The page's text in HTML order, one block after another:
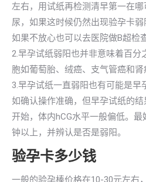
左右，用试纸再检测清早第一在
尿，如果这时候仍然出现验孕卡弱
如果不放心也可以去医院做B超检
2.早孕试纸弱阳也并非意味着百分
胞如葡萄胎、绒癌、支气管癌和肾
3.早孕试纸一直弱阳也有可能是早
如确认操作准确，但早孕试纸的
开始，体内hCG水平一般偏低。
钟以上，并辨认是否是弱阳。
验孕卡多少钱
一般的验孕棒价格在10-30元左右